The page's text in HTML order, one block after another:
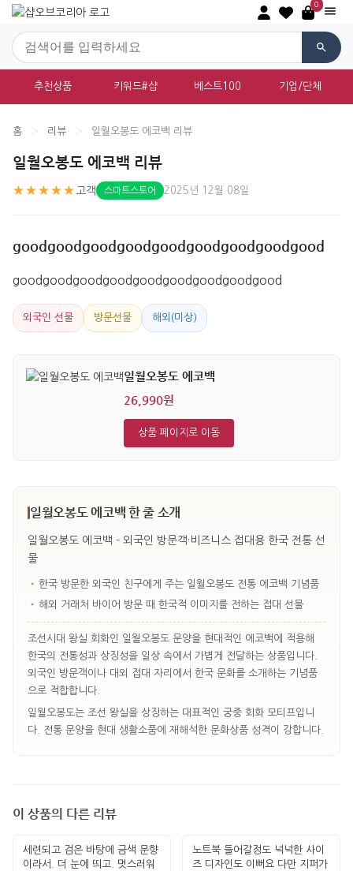
0
추천상품 키워드#샵 베스트100 기업/단체
홈 › 리뷰 › 일월오봉도 에코백 리뷰
일월오봉도 에코백 리뷰
★★★★★ 고객 스마트스토어 2025년 12월 08일
goodgoodgoodgoodgoodgoodgoodgoodgood
goodgoodgoodgoodgoodgoodgoodgoodgood
외국인 선물 방문선물 해외(미상)
일월오봉도 에코백
26,990원
상품 페이지로 이동
일월오봉도 에코백 한 줄 소개
일월오봉도 에코백 - 외국인 방문객·비즈니스 접대용 한국 전통 선
물
• 한국 방문한 외국인 친구에게 주는 일월오봉도 전통 에코백 기념품
• 해외 거래처 바이어 방문 때 한국적 이미지를 전하는 접대 선물
조선시대 왕실 회화인 일월오봉도 문양을 현대적인 에코백에 적용해
한국의 전통성과 상징성을 일상 속에서 가볍게 전달하는 상품입니다.
외국인 방문객이나 대외 접대 자리에서 한국 문화를 소개하는 기념품
으로 적합합니다.
일월오봉도는 조선 왕실을 상징하는 대표적인 궁중 회화 모티프입니
다. 전통 문양을 현대 생활소품에 재해석한 문화상품 성격이 강합니다.
이 상품의 다른 리뷰
세련되고 검은 바탕에 금색 문향
이라서. 더 눈에 띄고. 멋스러워
노트북 들어갈정도 넉넉한 사이
즈 디자인도 이뻐요 다만 지퍼가